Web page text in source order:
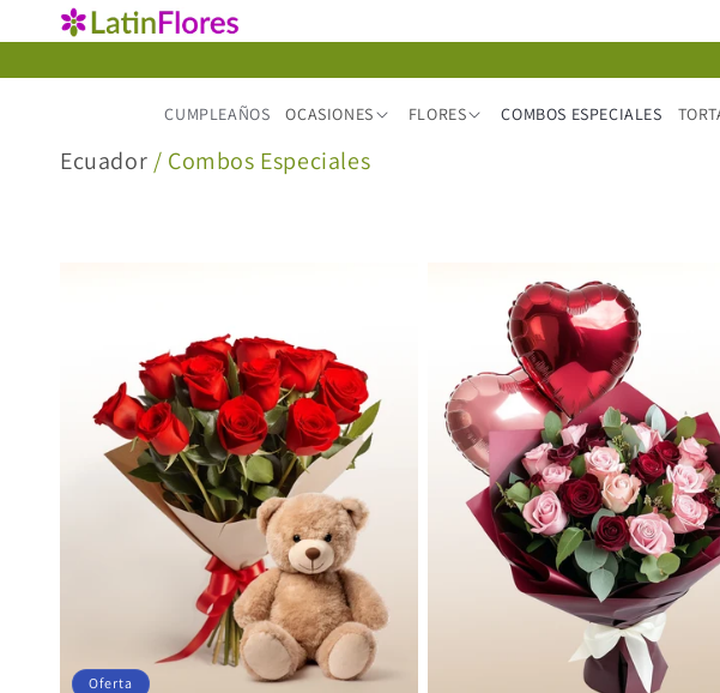
directamente
al contenido
CUMPLEAÑOS OCASIONES FLORES COMBOS ESPECIALES
C
Ecuador / Combos Especiales
Oferta